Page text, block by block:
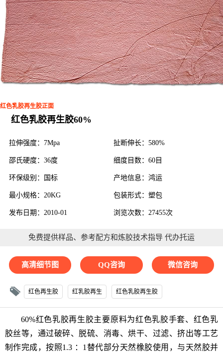
红色乳胶再生胶正面
红色乳胶再生胶60%
拉伸强度：7Mpa 扯断伸长：580%
邵氏硬度：36度 细度目数：60目
环保级别：国标 产地信息：鸿运
最小规格：20KG 包装形式：塑包
发布日期：2010-01 浏览次数：27455次
免费提供样品、参考配方和炼胶技术指导 代办托运
高清细节图 QQ咨询 微信咨询
红色再生胶 红乳胶再生 红色乳胶再生胶
60%红色乳胶再生胶主要原料为红色乳胶手套、红色乳
胶丝等，通过破碎、脱硫、消毒、烘干、过滤、挤出等工艺
制作完成，按照1.3 ：1替代部分天然橡胶使用，与天然胶并